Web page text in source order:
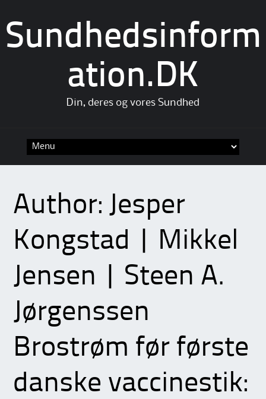
Sundhedsinform
ation.DK
Din, deres og vores Sundhed
Author: Jesper
Kongstad | Mikkel
Jensen | Steen A.
Jørgenssen
Brostrøm før første
danske vaccinestik: